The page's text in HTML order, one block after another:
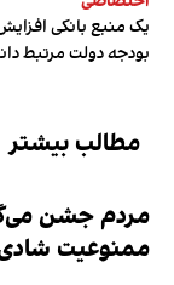
یک منبع بانکی
بودجه دولت مرتبط
مطالب بیشتر
مردم جشن
ممنوعیت شادی